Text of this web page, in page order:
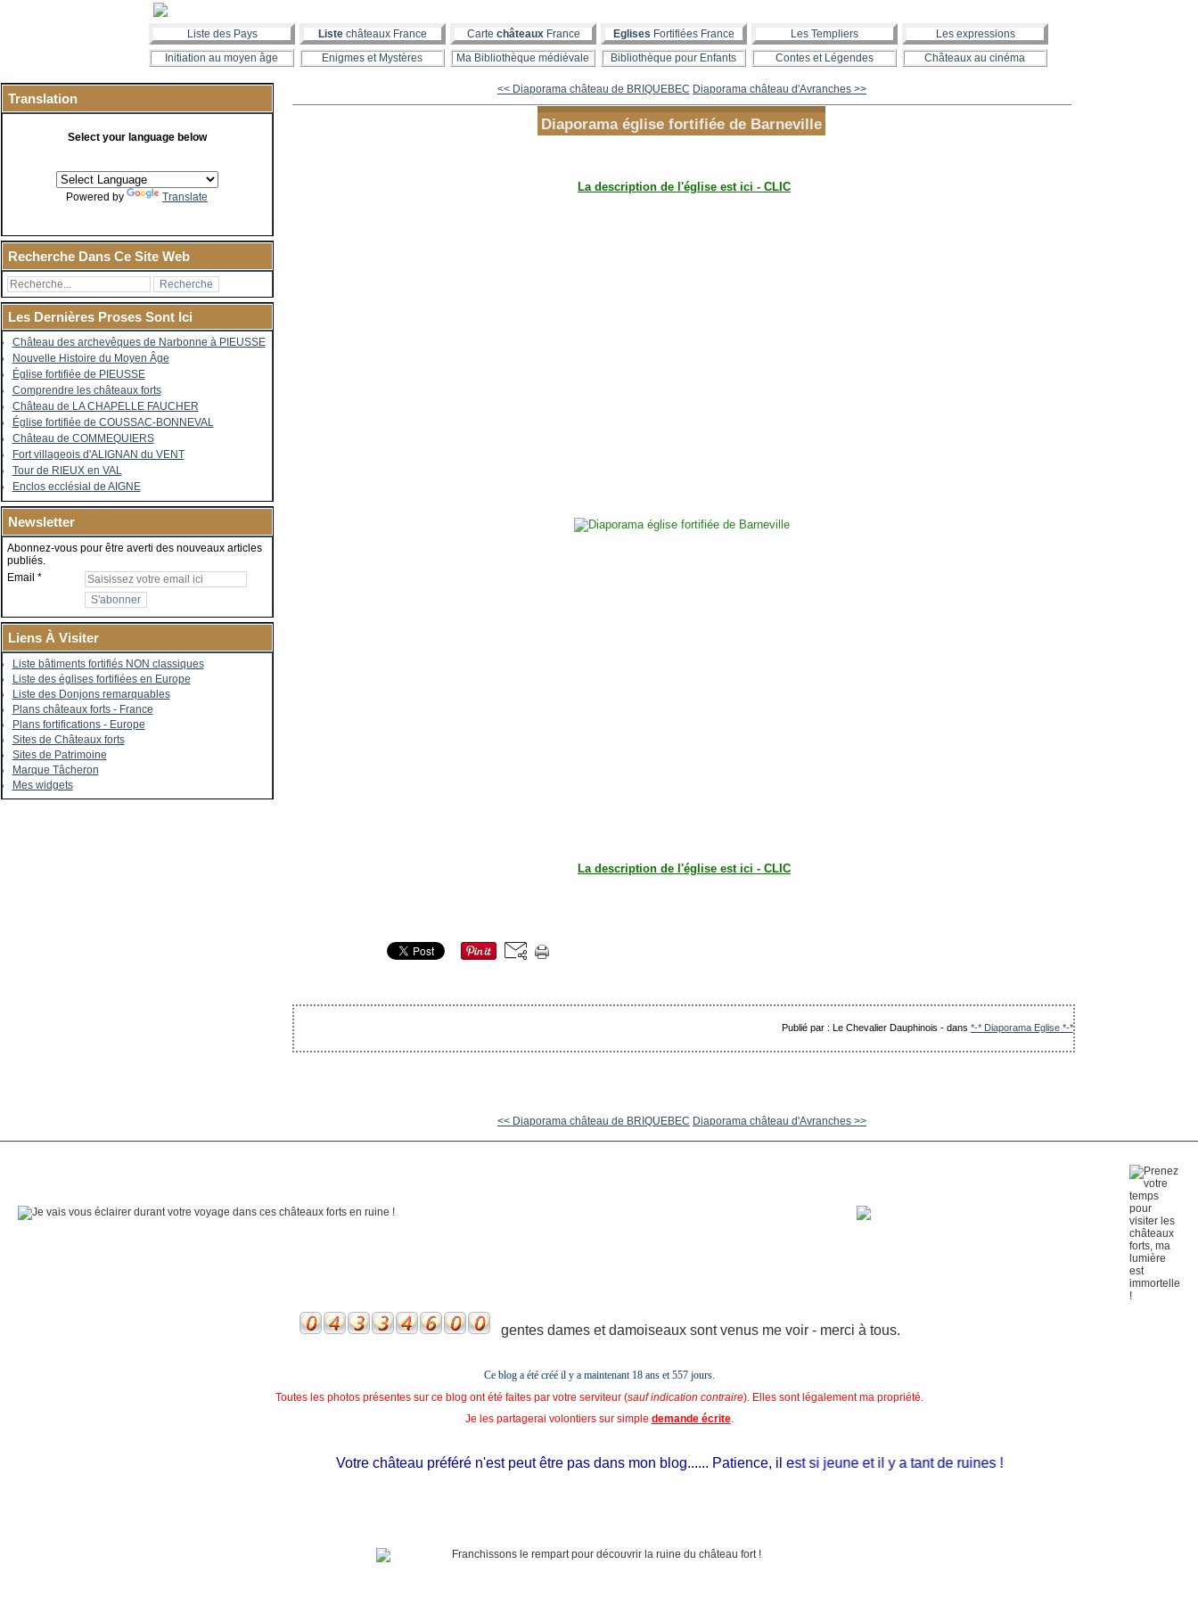
Liste des Pays Liste châteaux France Carte châteauxFrance Eglises Fortifiées France Les Templiers
Les expressions
Initiation au moyen âge
Enigmes et Mystères Ma Bibliothèque médiévale Bibliothèque pour Enfants Contes et Légendes Châteaux au cinéma
Translation
Select your language below
Powered by Translate
Recherche Dans Ce Site Web
Les Dernières Proses Sont Ici
Château des archevêques de Narbonne à PIEUSSE
Nouvelle Histoire du Moyen Âge
Église fortifiée de PIEUSSE
Comprendre les châteaux forts
Château de LA CHAPELLE FAUCHER
Église fortifiée de COUSSAC-BONNEVAL
Château de COMMEQUIERS
Fort villageois d'ALIGNAN du VENT
Tour de RIEUX en VAL
Enclos ecclésial de AIGNE
Newsletter
Abonnez-vous pour être averti des nouveaux articles
publiés.
Email
Liens À Visiter
Liste bâtiments fortifiés NON classiques
Liste des églises fortifiées en Europe
Liste des Donjons remarquables
Plans châteaux forts - France
Plans fortifications - Europe
Sites de Châteaux forts
Sites de Patrimoine
Marque Tâcheron
Mes widgets
<< Diaporama château de BRIQUEBEC Diaporama château d'Avranches >>
Diaporama église fortifiée de Barneville
La description de l'église est ici - CLIC
La description de l'église est ici - CLIC
Publié par : Le Chevalier Dauphinois -dans *-* Diaporama Eglise *-*
<< Diaporama château de BRIQUEBEC Diaporama château d'Avranches >>
gentes dames et damoiseaux sont venus me voir - merci à tous.
Ce blog a été créé il y a maintenant 18 ans et557 jours.
Toutes les photos présentes sur ce blog ont été faites par votre serviteur (sauf indication contraire). Elles sont légalement ma propriété.
Je les partagerai volontiers sur simple demande écrite.
Votre château préféré n'est peut être pas dans mon blog...... Patience, il est si jeune et il y a tant de ruines !